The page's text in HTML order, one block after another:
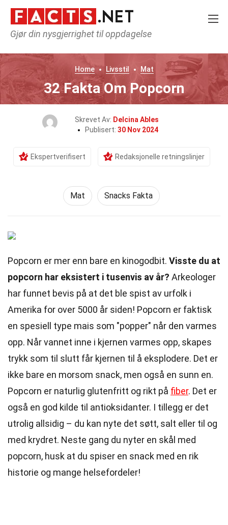
Gjør din nysgjerrighet til oppdagelse
Home Livsstil Mat
32 Fakta Om Popcorn
Skrevet Av: Delcina Ables
Publisert: 30 Nov 2024
Ekspertverifisert Redaksjonelle retningslinjer
Mat Snacks Fakta
Popcorn er mer enn bare en kinogodbit. Visste du at
popcorn har eksistert i tusenvis av år? Arkeologer
har funnet bevis på at det ble spist av urfolk i
Amerika for over 5000 år siden! Popcorn er faktisk
en spesiell type mais som "popper" når den varmes
opp. Når vannet inne i kjernen varmes opp, skapes
trykk som til slutt får kjernen til å eksplodere. Det er
ikke bare en morsom snack, men også en sunn en.
Popcorn er naturlig glutenfritt og rikt på fiber. Det er
også en god kilde til antioksidanter. I tillegg er det
utrolig allsidig – du kan nyte det søtt, salt eller til og
med krydret. Neste gang du nyter en skål med
popcorn, husk at du spiser en snack med en rik
historie og mange helsefordeler!